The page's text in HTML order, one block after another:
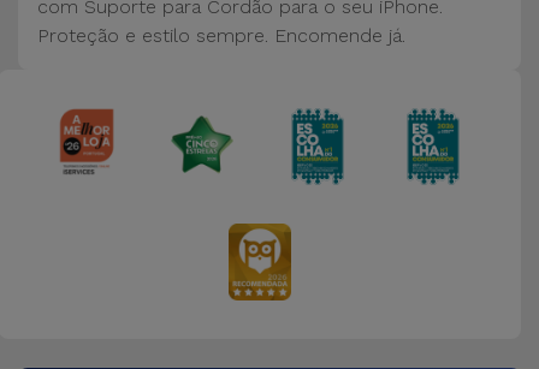
com Suporte para Cordão para o seu iPhone.
Proteção e estilo sempre. Encomende já.